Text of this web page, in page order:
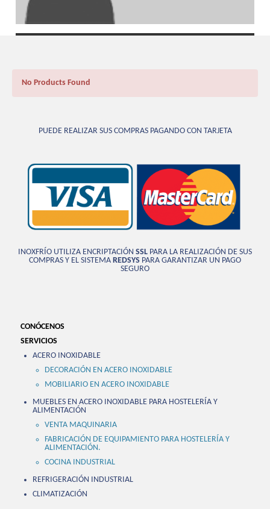
No Products Found
PUEDE REALIZAR SUS COMPRAS PAGANDO CON TARJETA
INOXFRÍO UTILIZA ENCRIPTACIÓN SSL PARA LA REALIZACIÓN DE SUS
COMPRAS Y EL SISTEMA REDSYS PARA GARANTIZAR UN PAGO
SEGURO
CONÓCENOS
SERVICIOS
ACERO INOXIDABLE
DECORACIÓN EN ACERO INOXIDABLE
MOBILIARIO EN ACERO INOXIDABLE
MUEBLES EN ACERO INOXIDABLE PARA HOSTELERÍA Y
ALIMENTACIÓN
VENTA MAQUINARIA
FABRICACIÓN DE EQUIPAMIENTO PARA HOSTELERÍA Y
ALIMENTACIÓN.
COCINA INDUSTRIAL
REFRIGERACIÓN INDUSTRIAL
CLIMATIZACIÓN